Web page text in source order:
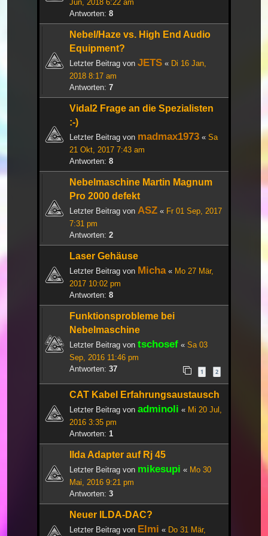
Jun, 2018 6:22 am
Antworten: 8
Nebel/Haze vs. High End Audio
Equipment?
Letzter Beitrag von JETS « Di 16 Jan,
2018 8:17 am
Antworten: 7
Vidal2 Frage an die Spezialisten
:-)
Letzter Beitrag von madmax1973 « Sa
21 Okt, 2017 7:43 am
Antworten: 8
Nebelmaschine Martin Magnum
Pro 2000 defekt
Letzter Beitrag von ASZ « Fr 01 Sep, 2017
7:31 pm
Antworten: 2
Laser Gehäuse
Letzter Beitrag von Micha« Mo 27 Mär,
2017 10:02 pm
Antworten: 8
Funktionsprobleme bei
Nebelmaschine
Letzter Beitrag von tschosef « Sa 03
Sep, 2016 11:46 pm
Antworten: 37 1 2
CAT Kabel Erfahrungsaustausch
Letzter Beitrag von adminoli « Mi 20 Jul,
2016 3:35 pm
Antworten: 1
Ilda Adapter auf Rj 45
Letzter Beitrag von mikesupi « Mo 30
Mai, 2016 9:21 pm
Antworten: 3
Neuer ILDA-DAC?
Letzter Beitrag von Elmi « Do 31 Mär,